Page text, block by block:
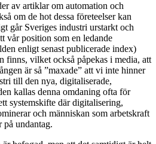
av artiklar om automation och
om de hot dessa företeelser kan
går Sveriges industri urstarkt och
vår position som en ledande
enligt senast publicerade index)
finns, vilket också påpekas i media, att
är så ”maxade” att vi inte hinner
till den nya, digitaliserade,
kallas denna omdaning ofta för
systemskifte där digitalisering,
och människan som arbetskraft
undantag.